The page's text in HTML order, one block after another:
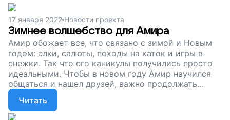
17 января 2022 Новости проекта
Зимнее волшебство для Амира
Амир обожает все, что связано с зимой и Новым
годом: елки, салюты, походы на каток и игры в
снежки. Так что его каникулы получились просто
идеальными. Чтобы в новом году Амир научился
общаться и нашел друзей, важно продолжать
занятия с педагогами и психологами. Давайте
откроем Амиру и другим ребятам целый мир
возможностей!
Читать